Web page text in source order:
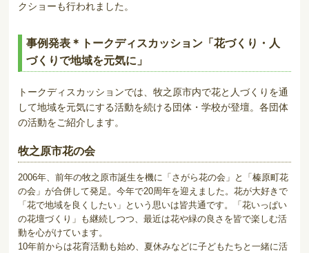
クショーも行われました。
事例発表＊トークディスカッション「花づくり・人
づくりで地域を元気に」
トークディスカッションでは、牧之原市内で花と人づくりを通
して地域を元気にする活動を続ける団体・学校が登壇。各団体
の活動をご紹介します。
牧之原市花の会
2006年、前年の牧之原市誕生を機に「さがら花の会」と「榛原町花
の会」が合併して発足。今年で20周年を迎えました。花が大好きで
「花で地域を良くしたい」という思いは皆共通です。「花いっぱい
の花壇づくり」も継続しつつ、最近は花や緑の良さを皆で楽しむ活
動を心がけています。
10年前からは花育活動も始め、夏休みなどに子どもたちと一緒に活